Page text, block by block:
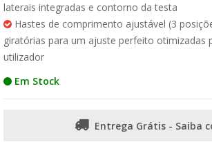
laterais integradas e contorno da testa
Hastes de comprimento ajustável (3
giratórias para um ajuste perfeito otimizadas
utilizador
Em Stock
Entrega Grátis - Saiba